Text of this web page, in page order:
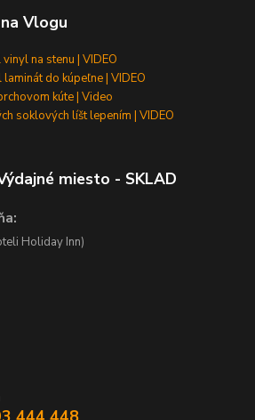
Vlogu
na stenu | VIDEO
do kúpeľne | VIDEO
kúte | Video
soklových líšt lepením | VIDEO
miesto - SKLAD
Holiday Inn)